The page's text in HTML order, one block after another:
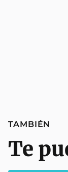
TAMBIÉN
Te